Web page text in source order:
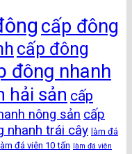
cấp đông
cấp đông
đông nhanh
hải sản cấp
nông sản cấp
nhanh trái cây làm đá
làm đá viên 10 tấn
làm đá viên